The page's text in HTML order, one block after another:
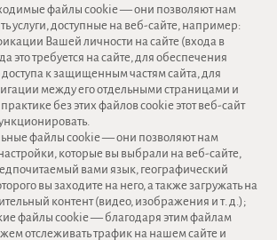
файлы cookie — они позволяют нам
услуги, доступные на веб-сайте, например:
Вашей личности на сайте (входа в
это требуется на сайте, для обеспечения
доступа к защищенным частям сайта, для
между его отдельными страницами и
без этих файлов cookie этот веб-сайт
файлы cookie — они позволяют нам
которые вы выбрали на веб-сайте,
вами язык, географический
вы заходите на него, а также загружать на
контент (видео, изображения и т. д.);
файлы cookie — благодаря этим файлам
отслеживать трафик на нашем сайте и